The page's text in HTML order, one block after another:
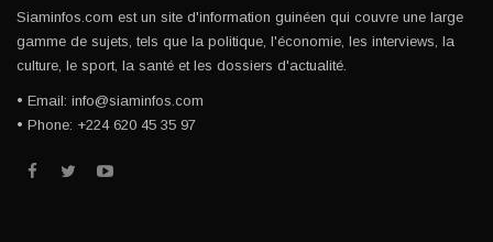
Siaminfos.com est un site d'information guinéen qui couvre une large
gamme de sujets, tels que la politique, l'économie, les interviews, la
culture, le sport, la santé et les dossiers d'actualité.
• Email: info@siaminfos.com
• Phone: +224 620 45 35 97